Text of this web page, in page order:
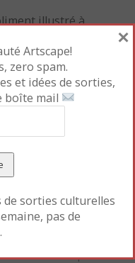
illustré à
Les champs
Artscape!
zero spam.
et idées de sorties,
boîte mail
de sorties culturelles
pas de
×